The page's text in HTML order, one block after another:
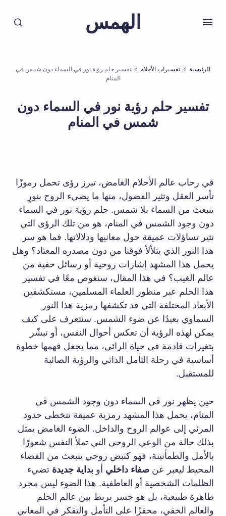
الهمس
الرئيسية تفسيرات الأحلام
تفسير حلم رؤية نور في السماء دون شمس في
المنام
تفسير حلم رؤية نور في السماء دون
شمس في المنام
في رحاب عالم الأحلام الغامض، تبرز رؤى تحمل رموزًا
تأسر العقل وتثير الفضول، منها ما يضيء الروح بنورٍ
ينبعث من السماء بلا شمس. حلم رؤية نور في السماء
دون وجود الشمس في المنام، هو من تلك الرؤى التي
تثير تساؤلات عميقة حول معانيها ودلالاتها. فما هو سر
هذا النور الذي يتلألأ فوقنا من دون مصدره المعتاد؟ وهل
يحمل هذا المشهد إشارات روحية أو رسائل خفية من
عالم الغيب؟ في هذا المقال، سنغوص معًا في تفسير
هذا الحلم عبر منظور العلماء المسلمين، مستكشفين
الأبعاد المختلفة التي قد تكشفها رمزية هذا النور
السماوي بعيدًا عن ضوء الشمس. سنتعرف على كيف
يمكن لهذه الرؤية أن تعكس أحوال النفس، أو تبشّر
بتغيرات قادمة في حياة الرائي، مما يجعل فهمها خطوة
أساسية في رحلة التأمل الذاتي والرؤية الصائبة
للمستقبل.
حين يظهر نور في السماء دون وجود الشمس في
المنام، يحمل هذا المشهد رمزية عميقة تتخطى حدود
المرئي إلى عوالم الروح والداخل. الضوء الغامض يمثل
بذلك حالة من الوعي الروحي التي تملأ النفس شعورًا
بالأمل والطمأنينة، فهو كنبض روحي ينبعث من الفضاء
المحيط ليعبر عن صفاء داخلي أو بداية جديدة تضيء
الظلمات الشخصية أو العاطفية. هذا الضوء ليس مجرد
ظاهرة طبيعية، بل هو جسر يربط بين عالم الحلم
والعالم الخفي، محفزًا على التأمل والتفكر في المعاني